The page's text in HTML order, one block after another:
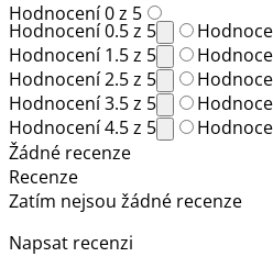
Hodnocení 0 z 5
Hodnocení 0.5 z 5
Hodnocení 1.5 z 5
Hodnocení 2.5 z 5
Hodnocení 3.5 z 5
Hodnocení 4.5 z 5
Žádné recenze
Recenze
Zatím nejsou žádné recenze
Napsat recenzi